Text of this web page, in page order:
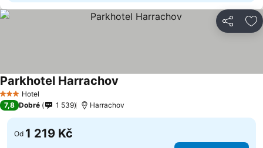
Sdílet
3 Počet hvězdiček
Hotel
Parkhotel Harrachov
7,8 Dobré 1 539 Harrachov
Od 1 219 Kč